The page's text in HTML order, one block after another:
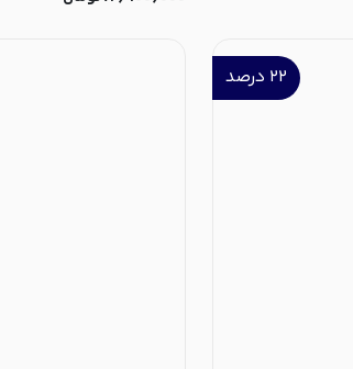
۲۲ درصد